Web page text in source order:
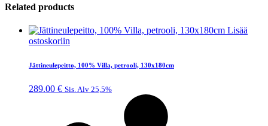
Related products
Lisää
ostoskoriin
Jättineulepeitto, 100% Villa, petrooli, 130x180cm
289.00 € Sis. Alv 25,5%